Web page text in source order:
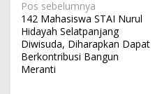
N
a
v
i
Pos sebelumnya
142 Mahasiswa STAI Nurul
Hidayah Selatpanjang
Diwisuda, Diharapkan Dapat
Berkontribusi Bangun
Meranti